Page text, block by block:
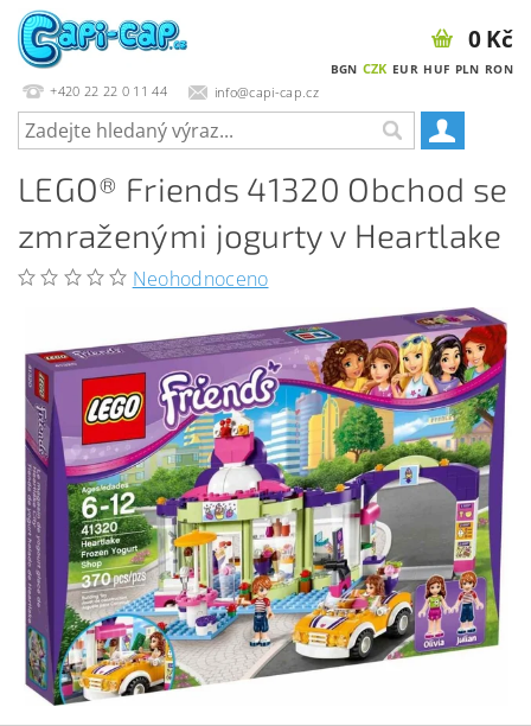
+420 22 22 0 11 44 info@capi-cap.cz
BGN CZK EUR HUF PLN RON
0 Kč
LEGO® Friends 41320 Obchod se
zmraženými jogurty v Heartlake
Neohodnoceno